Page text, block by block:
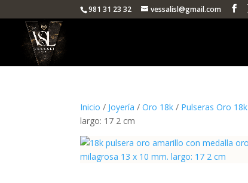
981 31 23 32 vessalisl@gmail.com
Inicio / Joyería /Oro 18k / Pulseras Oro 18k
largo: 17 2 cm